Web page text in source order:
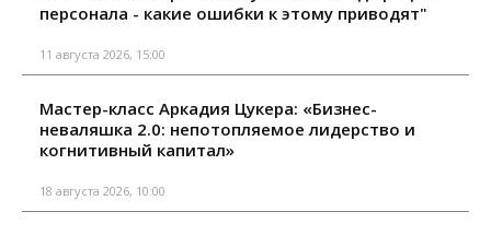
персонала - какие ошибки к этому приводят"
11 августа 2026, 15:00
Мастер-класс Аркадия Цукера: «Бизнес-
неваляшка 2.0: непотопляемое лидерство и
когнитивный капитал»
18 августа 2026, 10:00